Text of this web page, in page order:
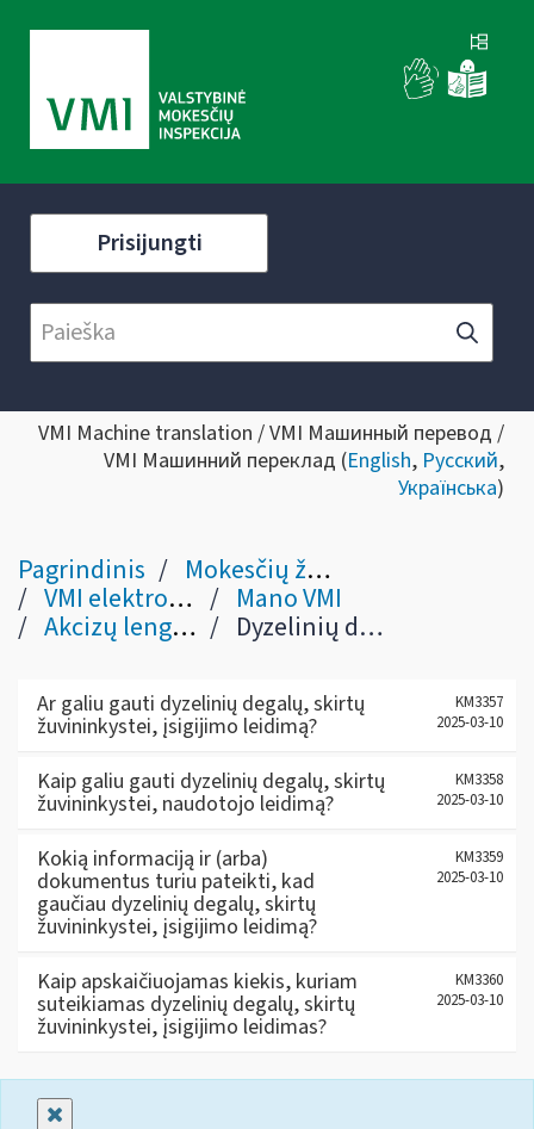
Prisijungti
VMI Machine translation / VMI Машинный перевод /
VMI Машинний переклад (English, Русский,
Українська)
Pagrindinis Mokesčių žinynas
VMI elektroninės sistemos Mano VMI
Akcizų lengvatos Dyzelinių degalų, skirtų žuvininkystei, įsigijimo leidimas
Ar galiu gauti dyzelinių degalų, skirtų
žuvininkystei, įsigijimo leidimą?
KM3357
2025-03-10
Kaip galiu gauti dyzelinių degalų, skirtų
žuvininkystei, naudotojo leidimą?
KM3358
2025-03-10
Kokią informaciją ir (arba)
dokumentus turiu pateikti, kad
gaučiau dyzelinių degalų, skirtų
žuvininkystei, įsigijimo leidimą?
KM3359
2025-03-10
Kaip apskaičiuojamas kiekis, kuriam
suteikiamas dyzelinių degalų, skirtų
žuvininkystei, įsigijimo leidimas?
KM3360
2025-03-10